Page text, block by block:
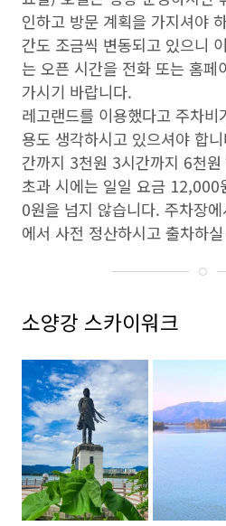
인하고 방문 계획을 가지셔야
간도 조금씩 변동되고 있으니
는 오픈 시간을 전화 또는 홈페
가시기 바랍니다.
레고랜드를 이용했다고 주차
용도 생각하시고 있으셔야 합
간까지 3천원 3시간까지 6천
초과 시에는 일일 요금
0원을 넘지 않습니다. 주차장
에서 사전 정산하시고 출차하
소양강 스카이워크